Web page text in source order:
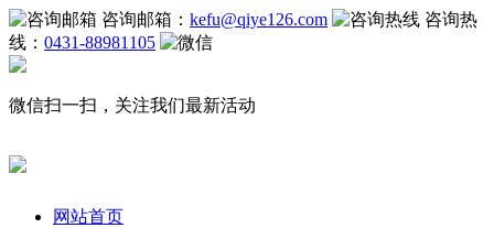
咨询邮箱： kefu@qiye126.com
咨询热
线： 0431-88981105
微信扫一扫，关注我们最新活动
网站首页